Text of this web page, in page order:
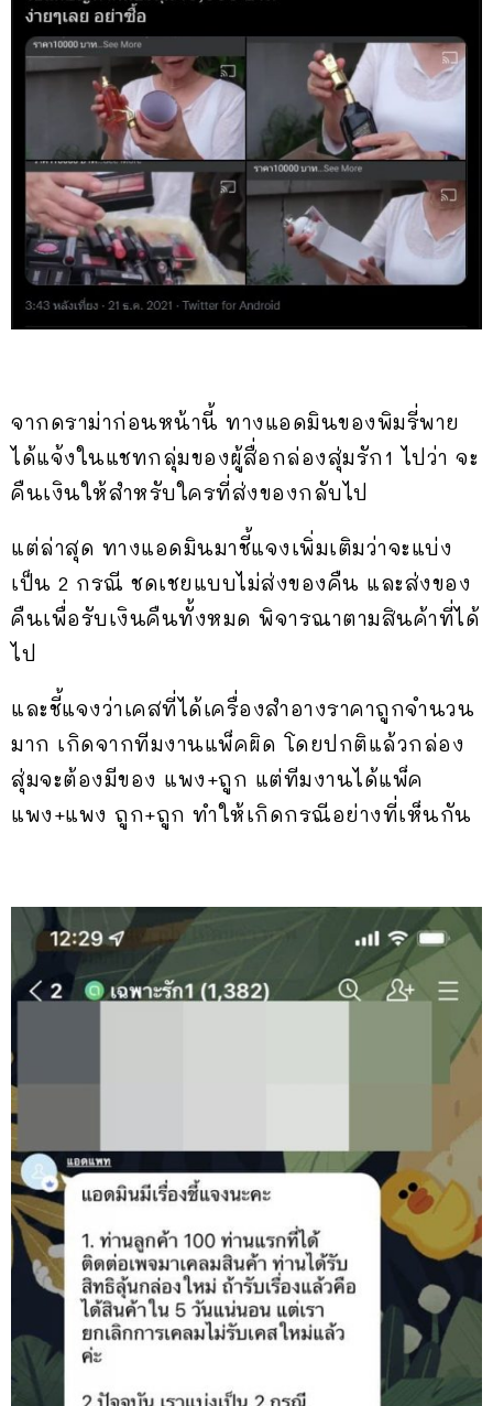
จากดราม่าก่อนหน้านี้ ทางแอดมินของพิมรี่พาย
ได้แจ้งในแชทกลุ่มของผู้สื่อกล่องสุ่มรัก1 ไปว่า จะ
คืนเงินให้สำหรับใครที่ส่งของกลับไป
แต่ล่าสุด ทางแอดมินมาชี้แจงเพิ่มเติมว่าจะแบ่ง
เป็น 2 กรณี ชดเชยแบบไม่ส่งของคืน และส่งของ
คืนเพื่อรับเงินคืนทั้งหมด พิจารณาตามสินค้าที่ได้
ไป
และชี้แจงว่าเคสที่ได้เครื่องสำอางราคาถูกจำนวน
มาก เกิดจากทีมงานแพ็คผิด โดยปกติแล้วกล่อง
สุ่มจะต้องมีของ แพง+ถูก แต่ทีมงานได้แพ็ค
แพง+แพง ถูก+ถูก ทำให้เกิดกรณีอย่างที่เห็นกัน